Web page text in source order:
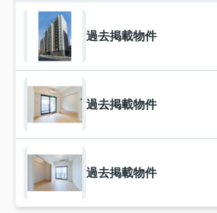
過去掲載物件
過去掲載物件
過去掲載物件